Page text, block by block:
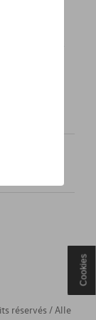
le prix
veuillez
réservés / Alle
Cookies